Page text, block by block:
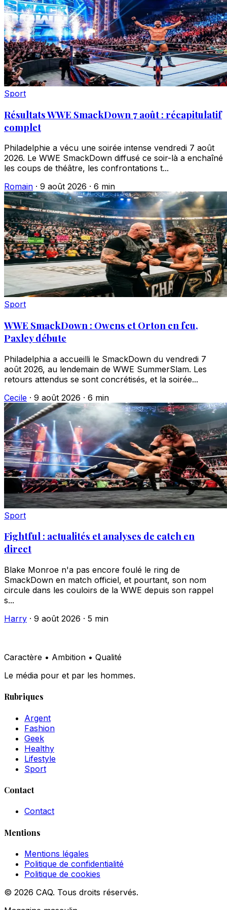
Sport
Résultats WWE SmackDown 7 août : récapitulatif
complet
Philadelphie a vécu une soirée intense vendredi 7 août
2026. Le WWE SmackDown diffusé ce soir-là a enchaîné
les coups de théâtre, les confrontations t...
Romain · 9 août 2026 · 6 min
Sport
WWE SmackDown : Owens et Orton en feu,
Paxley débute
Philadelphia a accueilli le SmackDown du vendredi 7
août 2026, au lendemain de WWE SummerSlam. Les
retours attendus se sont concrétisés, et la soirée...
Cecile · 9 août 2026 · 6 min
Sport
Fightful : actualités et analyses de catch en
direct
Blake Monroe n'a pas encore foulé le ring de
SmackDown en match officiel, et pourtant, son nom
circule dans les couloirs de la WWE depuis son rappel
s...
Harry · 9 août 2026 · 5 min
Caractère • Ambition • Qualité
Le média pour et par les hommes.
Rubriques
Argent
Fashion
Geek
Healthy
Lifestyle
Sport
Contact
Contact
Mentions
Mentions légales
Politique de confidentialité
Politique de cookies
© 2026 CAQ. Tous droits réservés.